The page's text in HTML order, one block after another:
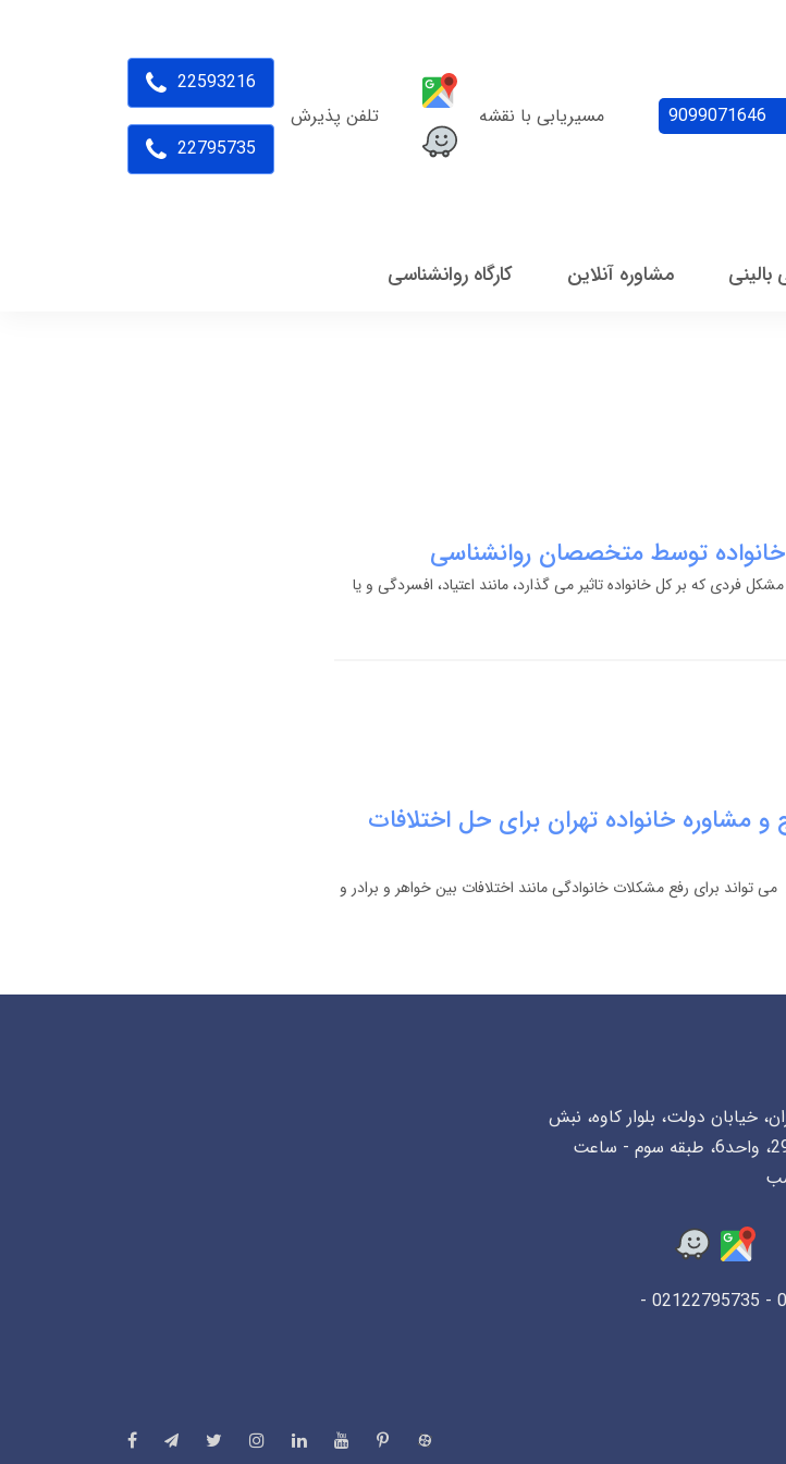
9099071646 مسیریابی با نقشه تلفن پذیرش
22593216
22795735
بالینی مشاوره آنلاین کارگاه روانشناسی
خانواده توسط متخصصان روانشناسی
فردی که بر کل خانواده تاثیر می گذارد، مانند اعتیاد، افسردگی و یا
و مشاوره خانواده تهران برای حل اختلافات
می تواند برای رفع مشکلات خانوادگی مانند اختلافات بین خواهر و برادر و
خیابان دولت، بلوار کاوه، نبش
اخلاقی غربی، پلاک29، واحد6، طبقه سوم - ساعت
02122593216 - 02122795735 -